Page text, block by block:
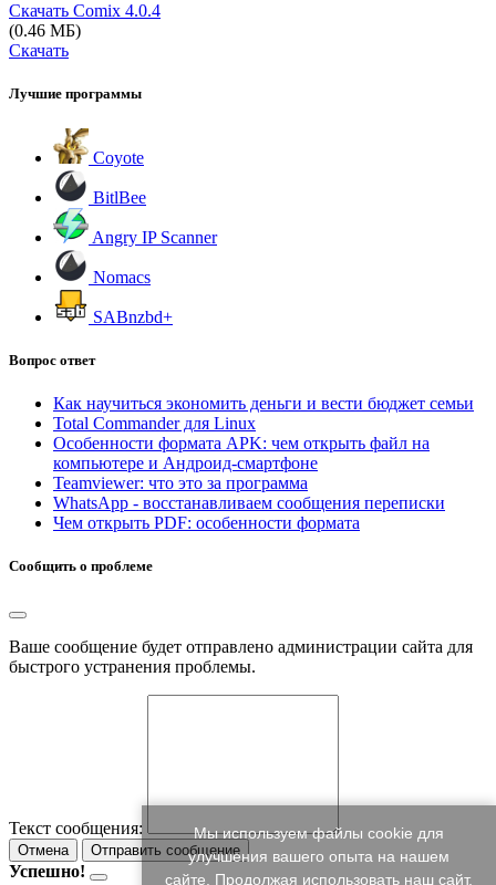
Скачать Comix 4.0.4
(0.46 МБ)
Скачать
Лучшие программы
Coyote
BitlBee
Angry IP Scanner
Nomacs
SABnzbd+
Вопрос ответ
Как научиться экономить деньги и вести бюджет семьи
Total Commander для Linux
Особенности формата APK: чем открыть файл на
компьютере и Андроид-смартфоне
Teamviewer: что это за программа
WhatsApp - восстанавливаем сообщения переписки
Чем открыть PDF: особенности формата
Сообщить о проблеме
Ваше сообщение будет отправлено администрации сайта для
быстрого устранения проблемы.
Текст сообщения:
Отмена Отправить сообщение
Успешно!
Мы используем файлы cookie для
улучшения вашего опыта на нашем
сайте. Продолжая использовать наш сайт,